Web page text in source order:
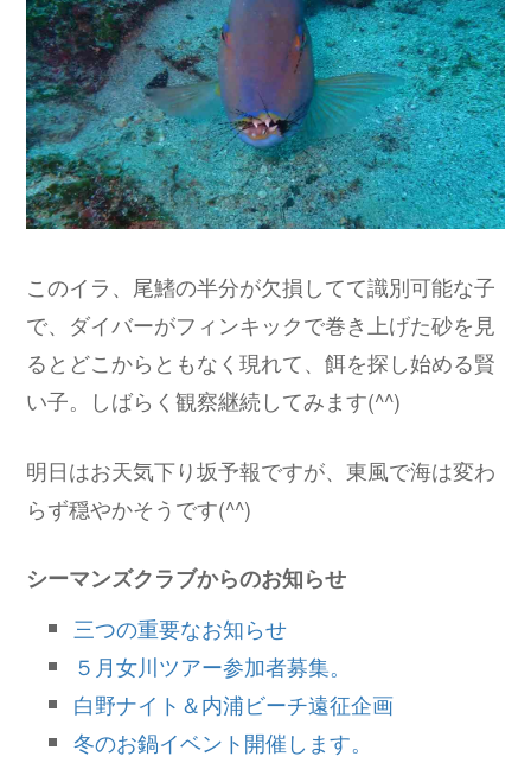
このイラ、尾鰭の半分が欠損してて識別可能な子
で、ダイバーがフィンキックで巻き上げた砂を見
るとどこからともなく現れて、餌を探し始める賢
い子。しばらく観察継続してみます(^^)
明日はお天気下り坂予報ですが、東風で海は変わ
らず穏やかそうです(^^)
シーマンズクラブからのお知らせ
三つの重要なお知らせ
５月女川ツアー参加者募集。
白野ナイト＆内浦ビーチ遠征企画
冬のお鍋イベント開催します。